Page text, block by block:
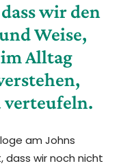
wir den
Weise,
Alltag
verteufeln.
am Johns
dass wir noch nicht